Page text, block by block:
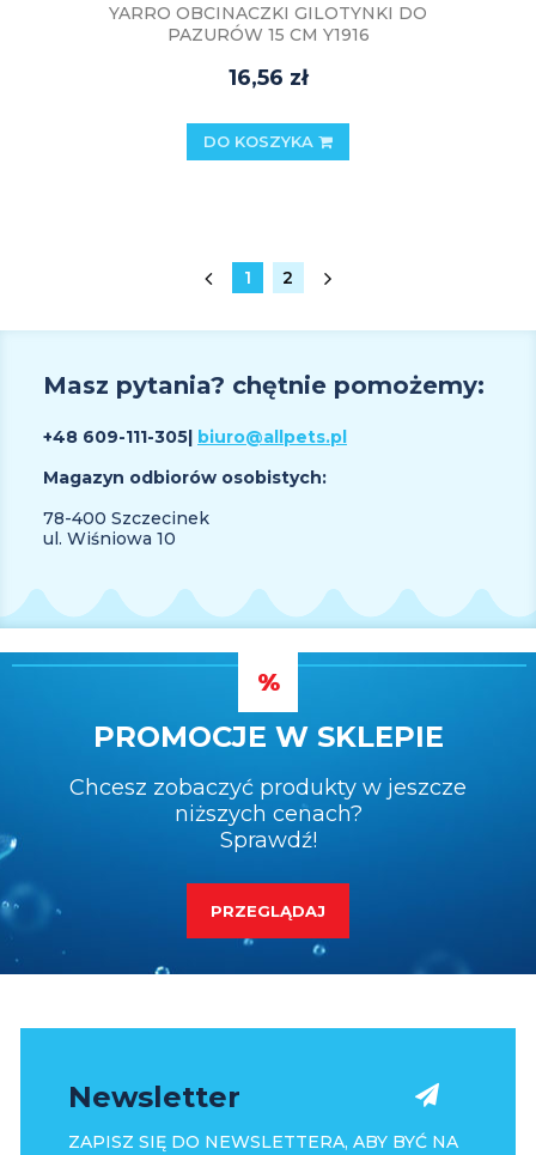
YARRO OBCINACZKI GILOTYNKI DO
PAZURÓW 15 CM Y1916
16,56 zł
DO KOSZYKA
1 2
Masz pytania? chętnie pomożemy:
+48 609-111-305| biuro@allpets.pl
Magazyn odbiorów osobistych:
78-400 Szczecinek
ul. Wiśniowa 10
PROMOCJE W SKLEPIE
Chcesz zobaczyć produkty w jeszcze
niższych cenach?
Sprawdź!
PRZEGLĄDAJ
Newsletter
ZAPISZ SIĘ DO NEWSLETTERA, ABY BYĆ NA